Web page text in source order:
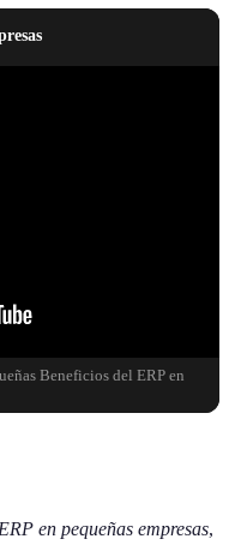
Beneficios del ERP en
en pequeñas empresas,